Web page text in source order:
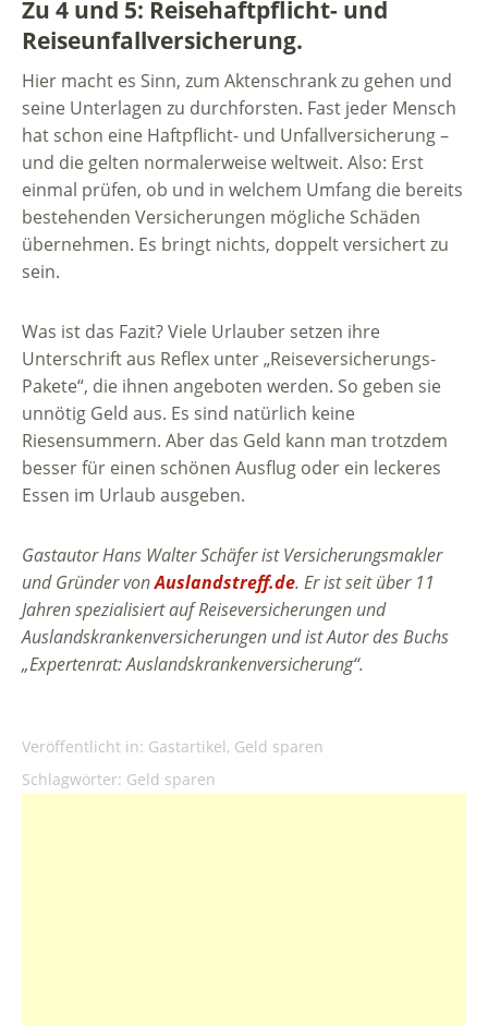
Zu 4 und 5: Reisehaftpflicht- und
Reiseunfallversicherung.
Hier macht es Sinn, zum Aktenschrank zu gehen und
seine Unterlagen zu durchforsten. Fast jeder Mensch
hat schon eine Haftpflicht- und Unfallversicherung –
und die gelten normalerweise weltweit. Also: Erst
einmal prüfen, ob und in welchem Umfang die bereits
bestehenden Versicherungen mögliche Schäden
übernehmen. Es bringt nichts, doppelt versichert zu
sein.
Was ist das Fazit? Viele Urlauber setzen ihre
Unterschrift aus Reflex unter „Reiseversicherungs-
Pakete“, die ihnen angeboten werden. So geben sie
unnötig Geld aus. Es sind natürlich keine
Riesensummern. Aber das Geld kann man trotzdem
besser für einen schönen Ausflug oder ein leckeres
Essen im Urlaub ausgeben.
Gastautor Hans Walter Schäfer ist Versicherungsmakler
und Gründer vonAuslandstreff.de. Er ist seit über 11
Jahren spezialisiert auf Reiseversicherungen und
Auslandskrankenversicherungen und ist Autor des Buchs
„Expertenrat: Auslandskrankenversicherung“.
Veröffentlicht in: Gastartikel, Geld sparen
Schlagwörter: Geld sparen